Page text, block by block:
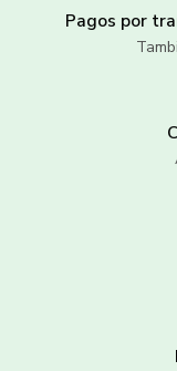
Pagos por